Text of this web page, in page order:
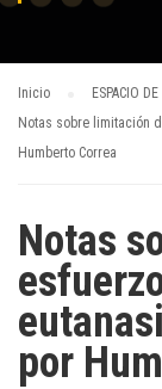
Inicio
ESPACIO
Notas sobre limitación
Humberto Correa
Notas
por